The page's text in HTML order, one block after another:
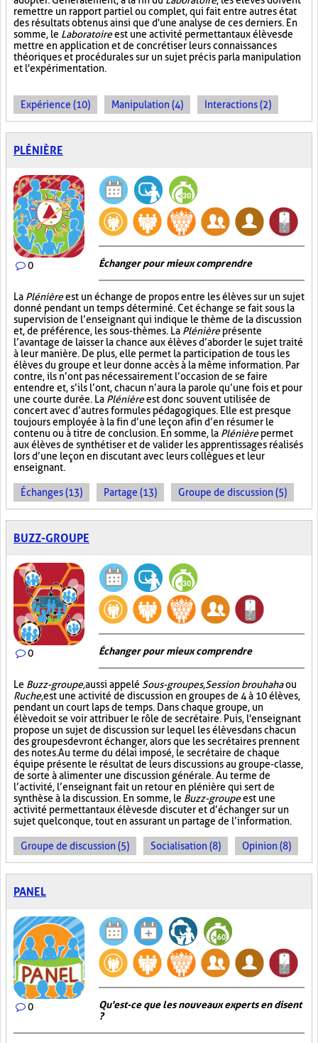
remettre un rapport partiel ou complet, qui fait entre autres état
des résultats obtenus ainsi que d'une analyse de ces derniers. En
somme, le Laboratoireest une activité permettant aux élèves de
mettre en application et de concrétiser leurs connaissances
théoriques et procédurales sur un sujet précis par la manipulation
et l'expérimentation.
Expérience (10) Manipulation (4) Interactions (2)
PLÉNIÈRE
0 Échanger pour mieux comprendre
La Plénièreest un échange de propos entre les élèves sur un sujet
donné pendant un temps déterminé. Cet échange se fait sous la
supervision de l’enseignant qui indique le thème de la discussion
et, de préférence, les sous-thèmes. La Plénièreprésente
l’avantage de laisser la chance aux élèves d’aborder le sujet traité
à leur manière. De plus, elle permet la participation de tous les
élèves du groupe et leur donne accès à la même information. Par
contre, ils n’ont pas nécessairement l’occasion de se faire
entendre et, s’ils l’ont, chacun n’aura la parole qu’une fois et pour
une courte durée. La Plénièreest donc souvent utilisée de
concert avec d’autres formules pédagogiques. Elle est presque
toujours employée à la fin d’une leçon afin d’en résumer le
contenu ou à titre de conclusion. En somme, la Plénièrepermet
aux élèves de synthétiser et de valider les apprentissages réalisés
lors d’une leçon en discutant avec leurs collègues et leur
enseignant.
Échanges (13) Partage (13) Groupe de discussion (5)
BUZZ-GROUPE
0 Échanger pour mieux comprendre
Le Buzz-groupe,aussi appelé Sous-groupes,Session brouhahaou
Ruche,est une activité de discussion en groupes de 4 à 10 élèves,
pendant un court laps de temps. Dans chaque groupe, un
élève doit se voir attribuer le rôle de secrétaire. Puis, l'enseignant
propose un sujet de discussion sur lequel les élèves dans chacun
des groupes devront échanger, alors que les secrétaires prennent
des notes. Au terme du délai imposé, le secrétaire de chaque
équipe présente le résultat de leurs discussions au groupe-classe,
de sorte à alimenter une discussion générale. Au terme de
l’activité, l’enseignant fait un retour en plénière qui sert de
synthèse à la discussion. En somme, le Buzz-groupeest une
activité permettant aux élèves de discuter et d’échanger sur un
sujet quelconque, tout en assurant un partage de l’information.
Groupe de discussion (5) Socialisation (8) Opinion (8)
PANEL
0
Qu'est-ce que les nouveaux experts en disent
?